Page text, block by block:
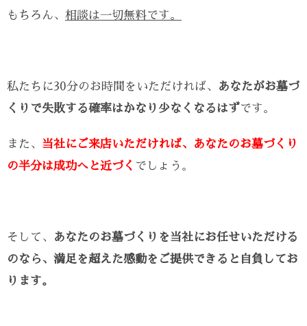
もちろん、 相談は一切無料です。
私たちに30分のお時間をいただければ、
あなたがお墓づ
くりで失敗する確率はかなり少なくなるはずです。
また、 当社にご来店いただければ、あなたのお墓づくり
の半分は成功へと近づく でしょう。
そして、
あなたのお墓づくりを当社にお任せいただける
のなら、満足を超えた感動をご提供できると自負してお
ります。